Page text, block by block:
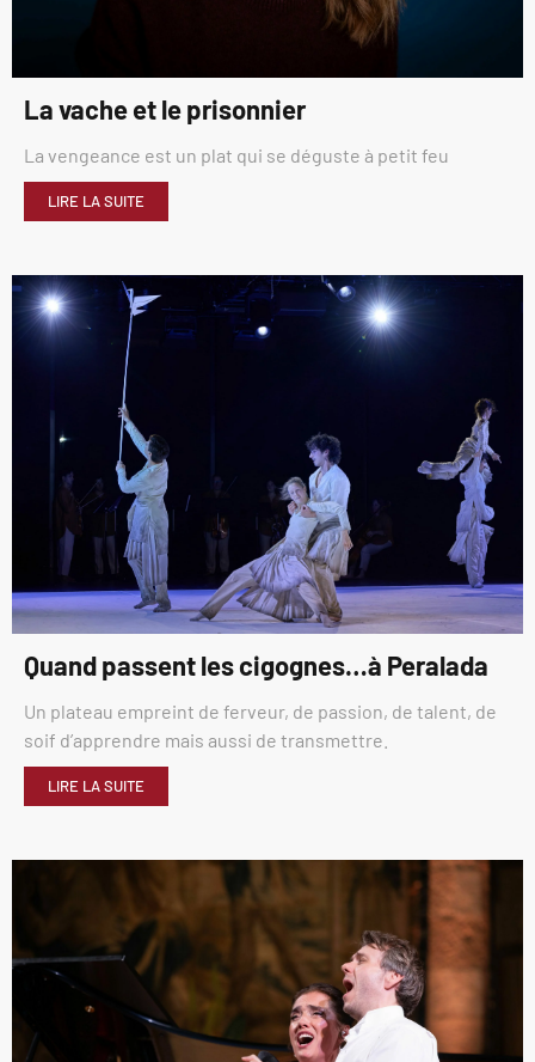
La vache et le prisonnier
La vengeance est un plat qui se déguste à petit feu
LIRE LA SUITE
Quand passent les cigognes…à Peralada
Un plateau empreint de ferveur, de passion, de talent, de
soif d’apprendre mais aussi de transmettre.
LIRE LA SUITE